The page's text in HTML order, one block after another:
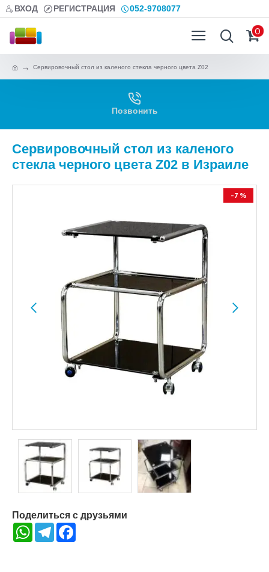
ВХОД РЕГИСТРАЦИЯ 052-9708077
0
Сервировочный стол из каленого стекла черного цвета Z02
Позвонить
Сервировочный стол из каленого
стекла черного цвета Z02 в Израиле
-7 %
Поделиться с друзьями
WhatsAppTelegram